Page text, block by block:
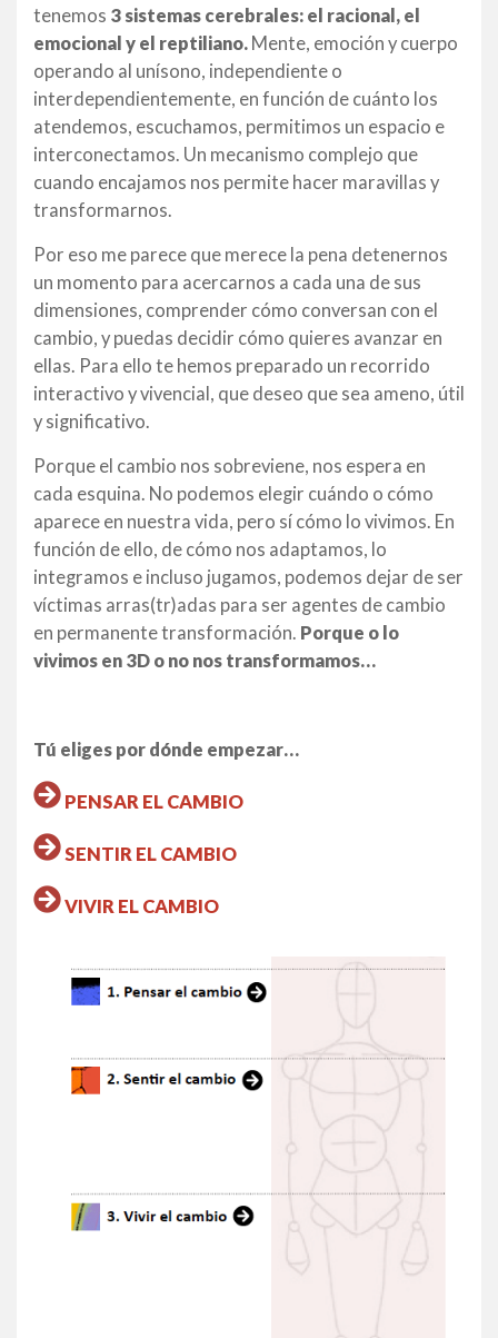
tenemos 3 sistemas cerebrales: el racional, el
emocional y el reptiliano. Mente, emoción y cuerpo
operando al unísono, independiente o
interdependientemente, en función de cuánto los
atendemos, escuchamos, permitimos un espacio e
interconectamos. Un mecanismo complejo que
cuando encajamos nos permite hacer maravillas y
transformarnos.
Por eso me parece que merece la pena detenernos
un momento para acercarnos a cada una de sus
dimensiones, comprender cómo conversan con el
cambio, y puedas decidir cómo quieres avanzar en
ellas. Para ello te hemos preparado un recorrido
interactivo y vivencial, que deseo que sea ameno, útil
y significativo.
Porque el cambio nos sobreviene, nos espera en
cada esquina. No podemos elegir cuándo o cómo
aparece en nuestra vida, pero sí cómo lo vivimos. En
función de ello, de cómo nos adaptamos, lo
integramos e incluso jugamos, podemos dejar de ser
víctimas arras(tr)adas para ser agentes de cambio
en permanente transformación. Porque o lo
vivimos en 3D o no nos transformamos…
Tú eliges por dónde empezar…
PENSAR EL CAMBIO
SENTIR EL CAMBIO
VIVIR EL CAMBIO